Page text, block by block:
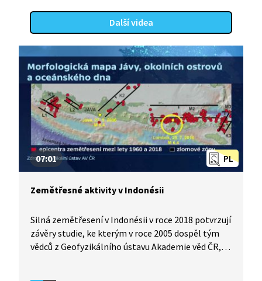
Další videa
PL
07:01
Zemětřesné aktivity v Indonésii
Silná zemětřesení v Indonésii v roce 2018 potvrzují
závěry studie, ke kterým v roce 2005 dospěl tým
vědců z Geofyzikálního ústavu Akademie věd ČR,